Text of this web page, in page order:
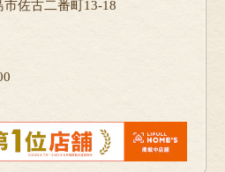
佐古二番町13-18